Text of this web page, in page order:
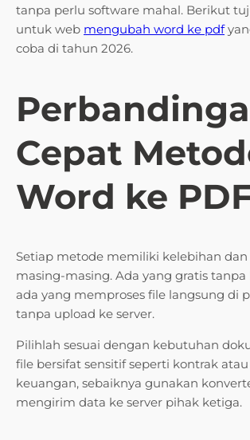
tanpa perlu software mahal. Berikut
untuk web mengubah word ke pdf
coba di tahun 2026.
Cepat
Word ke
Setiap metode memiliki kelebihan
masing-masing. Ada yang gratis tanpa
ada yang memproses file langsung di
tanpa upload ke server.
Pilihlah sesuai dengan kebutuhan
file bersifat sensitif seperti kontrak
keuangan, sebaiknya gunakan
mengirim data ke server pihak ketiga.